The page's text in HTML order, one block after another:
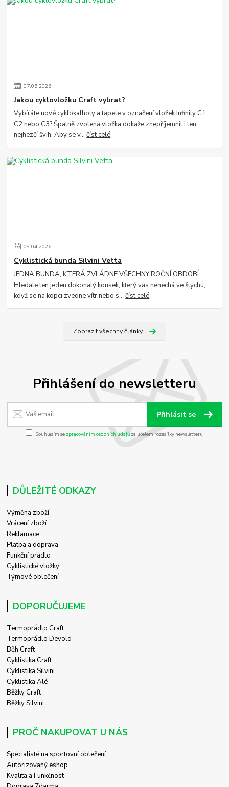
07.05.2026
Jakou cyklovložku Craft vybrat?
Vybíráte nové cyklokalhoty a tápete v označení vložek Infinity C1,
C2 nebo C3? Špatně zvolená vložka dokáže znepříjemnit i ten
nejhezčí švih. Aby se v...číst celé
09.04.2026
Cyklistická bunda Silvini Vetta
JEDNA BUNDA, KTERÁ ZVLÁDNE VŠECHNY ROČNÍ OBDOBÍ
Hledáte ten jeden dokonalý kousek, který vás nenechá ve štychu,
když se na kopci zvedne vítr nebo s...číst celé
Zobrazit všechny články
Přihlášení do newsletteru
Přihlásit se
Souhlasím se zpracováním osobních údajůza účelem rozesílky newsletteru.
DŮLEŽITÉ ODKAZY
Výměna zboží
Vrácení zboží
Reklamace
Platba a doprava
Funkční prádlo
Cyklistické vložky
Týmové oblečení
DOPORUČUJEME
Termoprádlo Craft
Termoprádlo Devold
Běh Craft
Cyklistika Craft
Cyklistika Silvini
Cyklistika Alé
Běžky Craft
Běžky Silvini
PROČ NAKUPOVAT U NÁS
Specialisté na sportovní oblečení
Autorizovaný eshop
Kvalita a Funkčnost